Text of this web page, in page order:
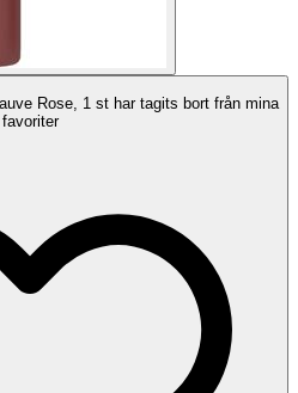
Rose, 1 st har tagits bort från mina
favoriter